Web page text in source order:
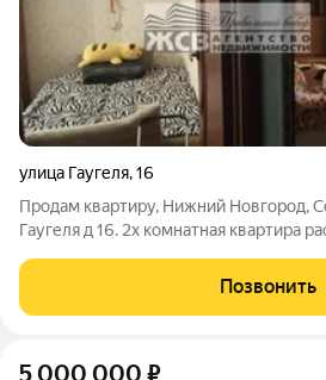
улица Гаугеля,16
Продам квартиру, Нижний Новгород,
Гаугеля д 16. 2х комнатная квартира
изолированные, большие и светлые.
балкон (застеклён). С/у
Позвонить
5 000 000 ₽